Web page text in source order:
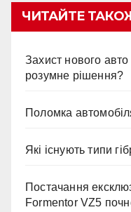
ЧИТАЙТЕ
Захист нового авто
розумне рішення?
Поломка
Які існують типи
Постачання
Formentor VZ5